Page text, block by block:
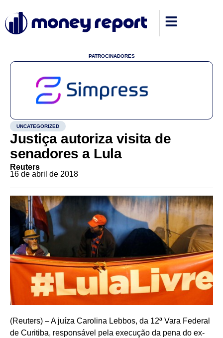
PATROCINADORES
UNCATEGORIZED
Justiça autoriza visita de
senadores a Lula
Reuters
16 de abril de 2018
(Reuters) – A juíza Carolina Lebbos, da 12ª Vara Federal
de Curitiba, responsável pela execução da pena do ex-